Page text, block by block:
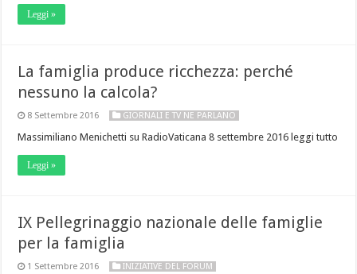
Leggi »
La famiglia produce ricchezza: perché
nessuno la calcola?
8 Settembre 2016 GIORNALI E TV NE PARLANO
Massimiliano Menichetti su RadioVaticana 8 settembre 2016 leggi tutto
Leggi »
IX Pellegrinaggio nazionale delle famiglie
per la famiglia
1 Settembre 2016 INIZIATIVE DEL FORUM